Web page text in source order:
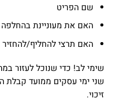
שם הפריט
האם את מעוניינת
האם תרצי להחליף/
שימי לב! כדי שנוכל לעזור
שני ימי עסקים ממועד
זיכוי.